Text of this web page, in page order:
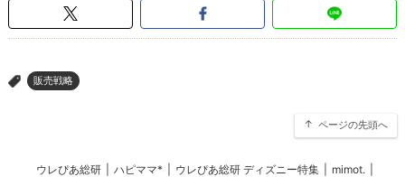
> 販売戦略
ページの先頭へ
ウレぴあ総研 ハピママ* ウレぴあ総研 ディズニー特集 mimot.